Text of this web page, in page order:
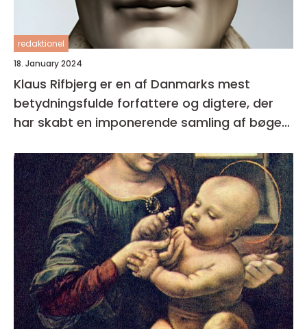
redaktionel
18. January 2024
Klaus Rifbjerg er en af Danmarks mest
betydningsfulde forfattere og digtere, der
har skabt en imponerende samling af bøger i